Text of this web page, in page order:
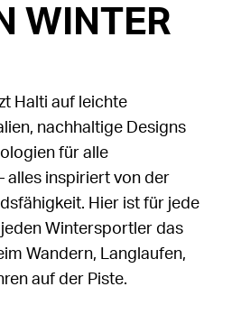
WINTER
Halti auf leichte
nachhaltige Designs
für alle
alles inspiriert von der
Hier ist für jede
Wintersportler das
Wandern, Langlaufen,
auf der Piste.